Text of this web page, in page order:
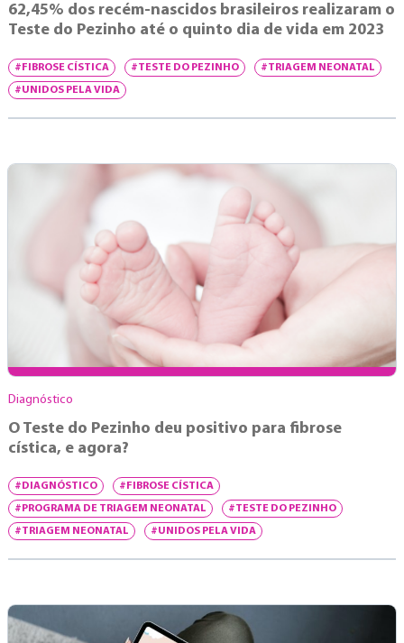
62,45% dos recém-nascidos brasileiros realizaram o
Teste do Pezinho até o quinto dia de vida em 2023
#FIBROSE CÍSTICA #TESTE DO PEZINHO #TRIAGEM NEONATAL
#UNIDOS PELA VIDA
Diagnóstico
O Teste do Pezinho deu positivo para fibrose
cística, e agora?
#DIAGNÓSTICO #FIBROSE CÍSTICA
#PROGRAMA DE TRIAGEM NEONATAL #TESTE DO PEZINHO
#TRIAGEM NEONATAL #UNIDOS PELA VIDA